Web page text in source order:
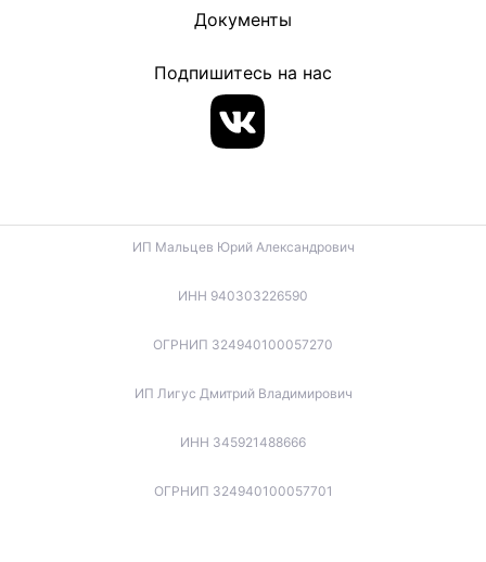
Документы
Подпишитесь на нас
ИП Мальцев Юрий Александрович
ИНН 940303226590
ОГРНИП 324940100057270
ИП Лигус Дмитрий Владимирович
ИНН 345921488666
ОГРНИП 324940100057701